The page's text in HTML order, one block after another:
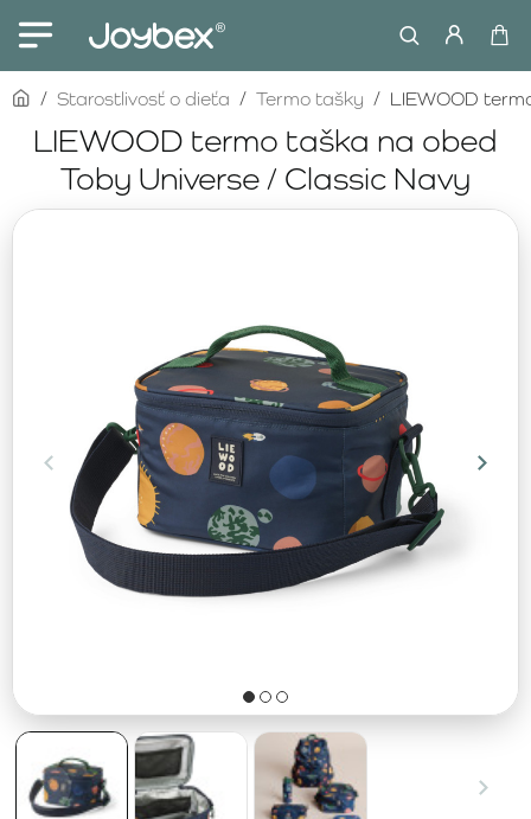
LIEWOOD termo taška na obed
Toby Universe / Classic Navy
homeStarostlivosť o dieťa Termo tašky LIEWOOD